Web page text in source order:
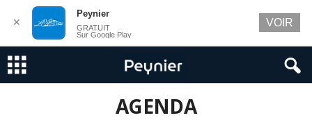
AGENDA
✕
Peynier
GRATUIT
Sur Google Play
VOIR